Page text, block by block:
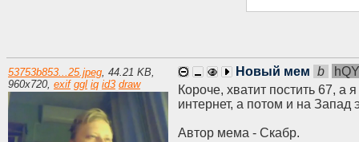
53753b853...25.jpeg, 44.21 KB,
960x720, exif ggl iq id3 draw
Новый мем b
hQY
Короче, хватит постить 67,
интернет, а потом и на Запад
Автор мема - Скабр.